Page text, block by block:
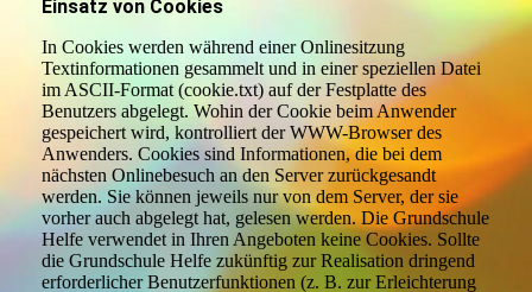
Einsatz von Cookies
In Cookies werden während einer Onlinesitzung
Textinformationen gesammelt und in einer speziellen Datei
im ASCII-Format (cookie.txt) auf der Festplatte des
Benutzers abgelegt. Wohin der Cookie beim Anwender
gespeichert wird, kontrolliert der WWW-Browser des
Anwenders. Cookies sind Informationen, die bei dem
nächsten Onlinebesuch an den Server zurückgesandt
werden. Sie können jeweils nur von dem Server, der sie
vorher auch abgelegt hat, gelesen werden. Die Grundschule
Helfe verwendet in Ihren Angeboten keine Cookies. Sollte
die Grundschule Helfe zukünftig zur Realisation dringend
erforderlicher Benutzerfunktionen (z. B. zur Erleichterung